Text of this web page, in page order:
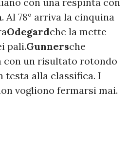
. Al 78° arriva la cinquina
Odegardche la mette
pali.Gunnersche
un risultato rotondo
testa alla classifica. I
vogliono fermarsi mai.